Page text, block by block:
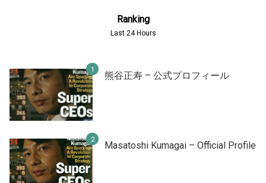
Ranking
Last 24 Hours
熊谷正寿 – 公式プロフィール
Masatoshi Kumagai – Official Profile